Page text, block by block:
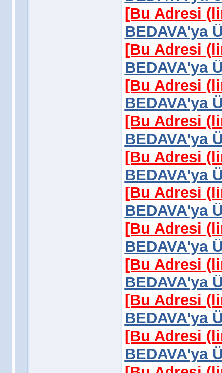
[Bu Adresi
BEDAVA'ya
[Bu Adresi
BEDAVA'ya
[Bu Adresi
BEDAVA'ya
[Bu Adresi
BEDAVA'ya
[Bu Adresi
BEDAVA'ya
[Bu Adresi
BEDAVA'ya
[Bu Adresi
BEDAVA'ya
[Bu Adresi
BEDAVA'ya
[Bu Adresi
BEDAVA'ya
[Bu Adresi
BEDAVA'ya